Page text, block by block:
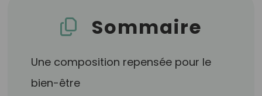
Sommaire
Une composition repensée pour le
bien-être